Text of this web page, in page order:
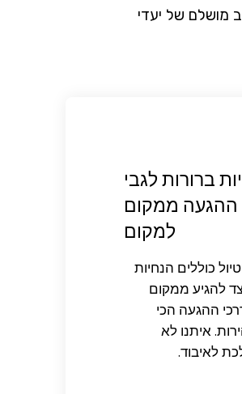
מושלם של יעדי
ברורות לגבי
ההגעה ממקום
למקום
כוללים הנחיות
להגיע ממקום
ההגעה הכי
איתנו לא
לאיבוד.